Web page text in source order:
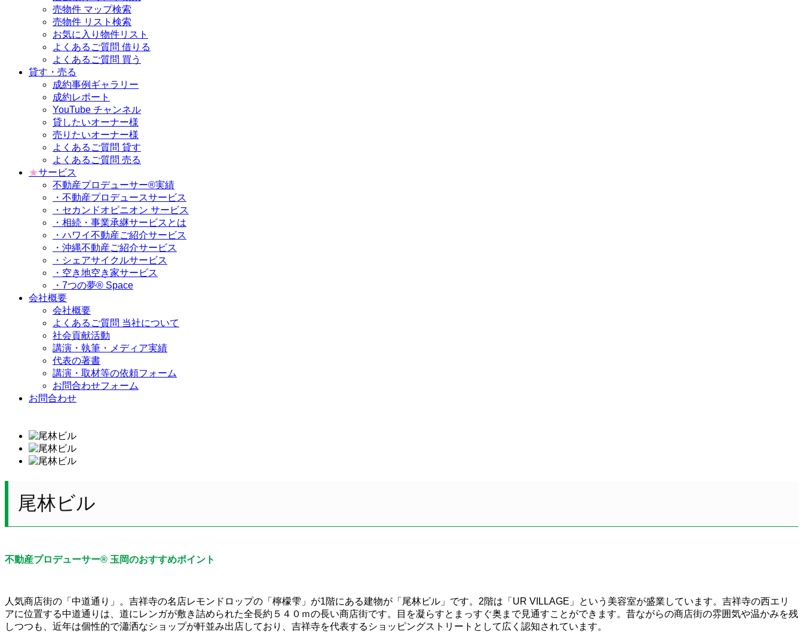
売物件 マップ検索
売物件 リスト検索
お気に入り物件リスト
よくあるご質問 借りる
よくあるご質問 買う
貸す・売る
成約事例ギャラリー
成約レポート
YouTube チャンネル
貸したいオーナー様
売りたいオーナー様
よくあるご質問 貸す
よくあるご質問 売る
★サービス
不動産プロデューサー®実績
・不動産プロデュースサービス
・セカンドオピニオン サービス
・相続・事業承継サービスとは
・ハワイ不動産ご紹介サービス
・沖縄不動産ご紹介サービス
・シェアサイクルサービス
・空き地空き家サービス
・7つの夢® Space
会社概要
会社概要
よくあるご質問 当社について
社会貢献活動
講演・執筆・メディア実績
代表の著書
講演・取材等の依頼フォーム
お問合わせフォーム
お問合わせ
尾林ビル
不動産プロデューサー® 玉岡のおすすめポイント
人気商店街の「中道通り」。吉祥寺の名店レモンドロップの「檸檬雫」が1階にある建物が「尾林ビル」です。2階は「UR VILLAGE」という美容室が盛業しています。吉祥寺の西エリ
アに位置する中道通りは、道にレンガが敷き詰められた全長約５４０ｍの長い商店街です。目を凝らすとまっすぐ奥まで見通すことができます。昔ながらの商店街の雰囲気や温かみを残
しつつも、近年は個性的で瀟洒なショップが軒並み出店しており、吉祥寺を代表するショッピングストリートとして広く認知されています。